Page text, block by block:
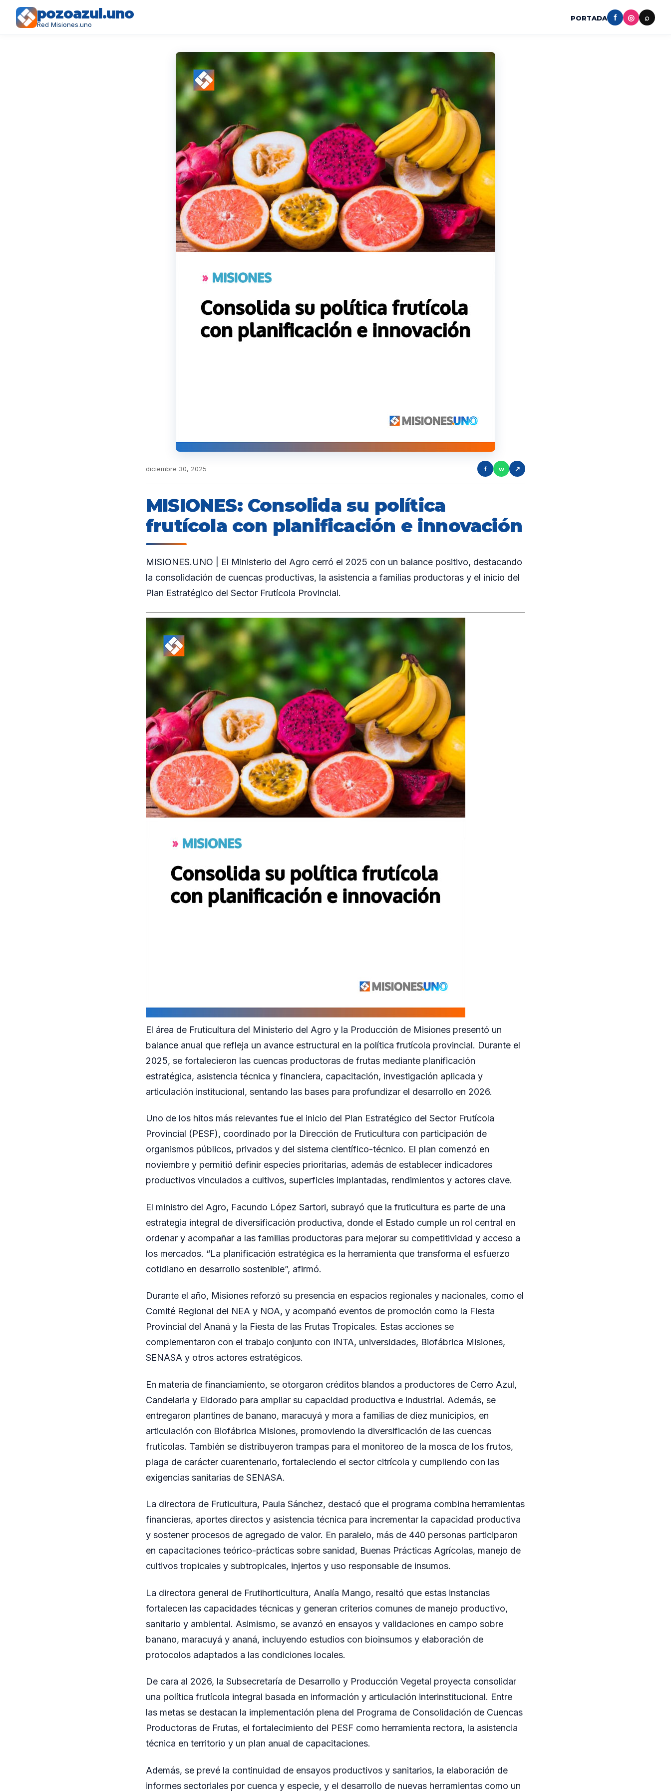
pozoazul.uno
Red Misiones.uno
PORTADA f ◎ ⌕
diciembre 30, 2025 f w ↗
MISIONES: Consolida su política
frutícola con planificación e innovación
MISIONES.UNO | El Ministerio del Agro cerró el 2025 con un balance positivo, destacando
la consolidación de cuencas productivas, la asistencia a familias productoras y el inicio del
Plan Estratégico del Sector Frutícola Provincial.
El área de Fruticultura del Ministerio del Agro y la Producción de Misiones presentó un
balance anual que refleja un avance estructural en la política frutícola provincial. Durante el
2025, se fortalecieron las cuencas productoras de frutas mediante planificación
estratégica, asistencia técnica y financiera, capacitación, investigación aplicada y
articulación institucional, sentando las bases para profundizar el desarrollo en 2026.
Uno de los hitos más relevantes fue el inicio del Plan Estratégico del Sector Frutícola
Provincial (PESF), coordinado por la Dirección de Fruticultura con participación de
organismos públicos, privados y del sistema científico-técnico. El plan comenzó en
noviembre y permitió definir especies prioritarias, además de establecer indicadores
productivos vinculados a cultivos, superficies implantadas, rendimientos y actores clave.
El ministro del Agro, Facundo López Sartori, subrayó que la fruticultura es parte de una
estrategia integral de diversificación productiva, donde el Estado cumple un rol central en
ordenar y acompañar a las familias productoras para mejorar su competitividad y acceso a
los mercados. “La planificación estratégica es la herramienta que transforma el esfuerzo
cotidiano en desarrollo sostenible”, afirmó.
Durante el año, Misiones reforzó su presencia en espacios regionales y nacionales, como el
Comité Regional del NEA y NOA, y acompañó eventos de promoción como la Fiesta
Provincial del Ananá y la Fiesta de las Frutas Tropicales. Estas acciones se
complementaron con el trabajo conjunto con INTA, universidades, Biofábrica Misiones,
SENASA y otros actores estratégicos.
En materia de financiamiento, se otorgaron créditos blandos a productores de Cerro Azul,
Candelaria y Eldorado para ampliar su capacidad productiva e industrial. Además, se
entregaron plantines de banano, maracuyá y mora a familias de diez municipios, en
articulación con Biofábrica Misiones, promoviendo la diversificación de las cuencas
frutícolas. También se distribuyeron trampas para el monitoreo de la mosca de los frutos,
plaga de carácter cuarentenario, fortaleciendo el sector citrícola y cumpliendo con las
exigencias sanitarias de SENASA.
La directora de Fruticultura, Paula Sánchez, destacó que el programa combina herramientas
financieras, aportes directos y asistencia técnica para incrementar la capacidad productiva
y sostener procesos de agregado de valor. En paralelo, más de 440 personas participaron
en capacitaciones teórico-prácticas sobre sanidad, Buenas Prácticas Agrícolas, manejo de
cultivos tropicales y subtropicales, injertos y uso responsable de insumos.
La directora general de Frutihorticultura, Analía Mango, resaltó que estas instancias
fortalecen las capacidades técnicas y generan criterios comunes de manejo productivo,
sanitario y ambiental. Asimismo, se avanzó en ensayos y validaciones en campo sobre
banano, maracuyá y ananá, incluyendo estudios con bioinsumos y elaboración de
protocolos adaptados a las condiciones locales.
De cara al 2026, la Subsecretaría de Desarrollo y Producción Vegetal proyecta consolidar
una política frutícola integral basada en información y articulación interinstitucional. Entre
las metas se destacan la implementación plena del Programa de Consolidación de Cuencas
Productoras de Frutas, el fortalecimiento del PESF como herramienta rectora, la asistencia
técnica en territorio y un plan anual de capacitaciones.
Además, se prevé la continuidad de ensayos productivos y sanitarios, la elaboración de
informes sectoriales por cuenca y especie, y el desarrollo de nuevas herramientas como un